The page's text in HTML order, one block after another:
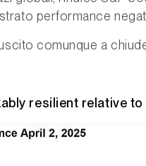
performance
comunque a
resilient relative to